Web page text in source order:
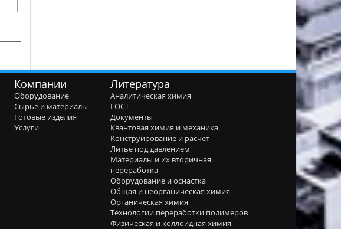
Компании
Оборудование
Сырье и материалы
Готовые изделия
Услуги
Литература
Аналитическая химия
ГОСТ
Документы
Квантовая химия и механика
Конструирование и расчет
Литье под давлением
Материалы и их вторичная
переработка
Оборудование и оснастка
Общая и неорганическая химия
Органическая химия
Технологии переработки полимеров
Физическая и коллоидная химия